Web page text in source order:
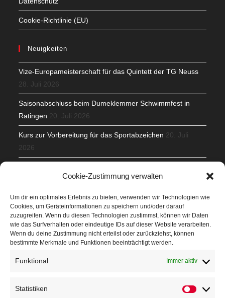
Cookie-Zustimmung verwalten
Um dir ein optimales Erlebnis zu bieten, verwenden wir Technologien wie
Cookies, um Geräteinformationen zu speichern und/oder darauf
zuzugreifen. Wenn du diesen Technologien zustimmst, können wir Daten
wie das Surfverhalten oder eindeutige IDs auf dieser Website verarbeiten.
Wenn du deine Zustimmung nicht erteilst oder zurückziehst, können
bestimmte Merkmale und Funktionen beeinträchtigt werden.
Funktional Immer aktiv
Statistiken
Cookie-Richtlinie (EU)
Neuigkeiten
Vize-Europameisterschaft für das Quintett der TG Neuss
28. Juli 2026
Saisonabschluss beim Dumeklemmer Schwimmfest in
Ratingen 20. Juli 2026
Kurs zur Vorbereitung für das Sportabzeichen 20. Juli
2026
Veranstaltungen
Höffner Run